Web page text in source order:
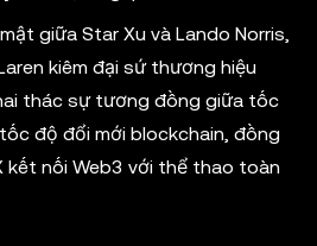
giữa Star Xu và Lando Norris,
kiêm đại sứ thương hiệu
thác sự tương đồng giữa tốc
độ đổi mới blockchain, đồng
kết nối Web3 với thể thao toàn